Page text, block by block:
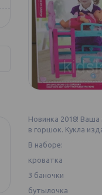
Новинка 2018! Ваша
в горшок. Кукла
В наборе:
кроватка
3 баночки
бутылочка